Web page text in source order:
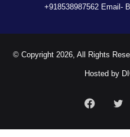
+918538987562 Email-
© Copyright 2026, All Rights
Hosted by